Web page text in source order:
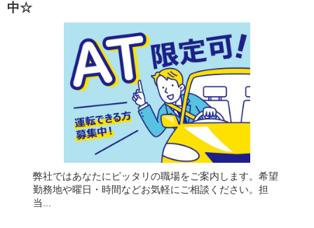
中☆
弊社ではあなたにピッタリの職場をご案内します。希望
勤務地や曜日・時間などお気軽にご相談ください。担
当...